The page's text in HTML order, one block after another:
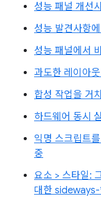
성능 패널 개선
성능 발견사항
성능 패널에서
과도한 레이아
합성 작업을 거
하드웨어 동시
익명 스크립트
중
요소 > 스타일:
대한 sideways-